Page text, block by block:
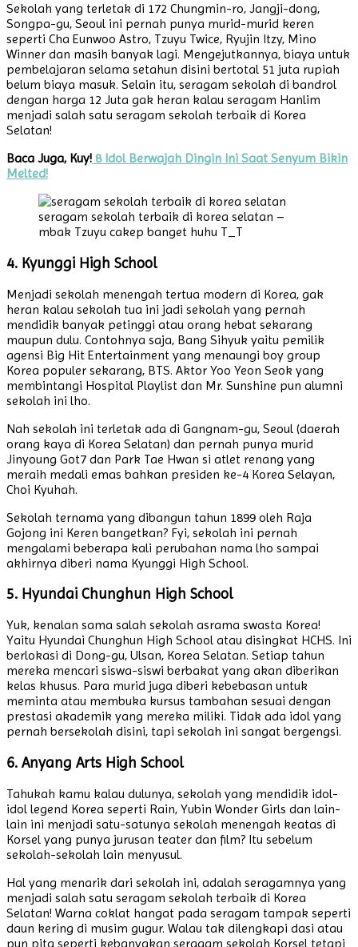
Sekolah yang terletak di 172 Chungmin-ro, Jangji-dong,
Songpa-gu, Seoul ini pernah punya murid-murid keren
seperti Cha Eunwoo Astro, Tzuyu Twice, Ryujin Itzy, Mino
Winner dan masih banyak lagi. Mengejutkannya, biaya untuk
pembelajaran selama setahun disini bertotal 51 juta rupiah
belum biaya masuk. Selain itu, seragam sekolah di bandrol
dengan harga 12 Juta gak heran kalau seragam Hanlim
menjadi salah satu seragam sekolah terbaik di Korea
Selatan!
Baca Juga, Kuy! 8 Idol Berwajah Dingin Ini Saat Senyum Bikin
Melted!
seragam sekolah terbaik di korea selatan –
mbak Tzuyu cakep banget huhu T_T
4. Kyunggi High School
Menjadi sekolah menengah tertua modern di Korea, gak
heran kalau sekolah tua ini jadi sekolah yang pernah
mendidik banyak petinggi atau orang hebat sekarang
maupun dulu. Contohnya saja, Bang Sihyuk yaitu pemilik
agensi Big Hit Entertainment yang menaungi boy group
Korea populer sekarang, BTS. Aktor Yoo Yeon Seok yang
membintangi Hospital Playlist dan Mr. Sunshine pun alumni
sekolah ini lho.
Nah sekolah ini terletak ada di Gangnam-gu, Seoul (daerah
orang kaya di Korea Selatan) dan pernah punya murid
Jinyoung Got7 dan Park Tae Hwan si atlet renang yang
meraih medali emas bahkan presiden ke-4 Korea Selayan,
Choi Kyuhah.
Sekolah ternama yang dibangun tahun 1899 oleh Raja
Gojong ini Keren bangetkan? Fyi, sekolah ini pernah
mengalami beberapa kali perubahan nama lho sampai
akhirnya diberi nama Kyunggi High School.
5. Hyundai Chunghun High School
Yuk, kenalan sama salah sekolah asrama swasta Korea!
Yaitu Hyundai Chunghun High School atau disingkat HCHS. Ini
berlokasi di Dong-gu, Ulsan, Korea Selatan. Setiap tahun
mereka mencari siswa-siswi berbakat yang akan diberikan
kelas khusus. Para murid juga diberi kebebasan untuk
meminta atau membuka kursus tambahan sesuai dengan
prestasi akademik yang mereka miliki. Tidak ada idol yang
pernah bersekolah disini, tapi sekolah ini sangat bergengsi.
6. Anyang Arts High School
Tahukah kamu kalau dulunya, sekolah yang mendidik idol-
idol legend Korea seperti Rain, Yubin Wonder Girls dan lain-
lain ini menjadi satu-satunya sekolah menengah keatas di
Korsel yang punya jurusan teater dan film? Itu sebelum
sekolah-sekolah lain menyusul.
Hal yang menarik dari sekolah ini, adalah seragamnya yang
menjadi salah satu seragam sekolah terbaik di Korea
Selatan! Warna coklat hangat pada seragam tampak seperti
daun kering di musim gugur. Walau tak dilengkapi dasi atau
pun pita seperti kebanyakan seragam sekolah Korsel tetapi